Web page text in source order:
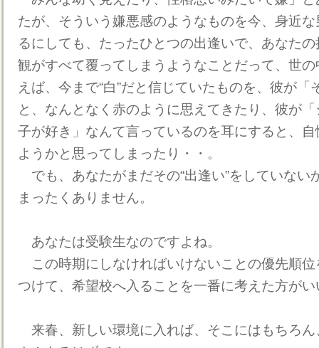
たが、そういう嫌悪感のようなものを今、身近
るにしても、たったひとつの出逢いで、あなた
観がすべて覆ってしまうようなことだって、世
えば、今まで“白”だと信じていたものを、彼が「
と、なんとなく赤のように思えてきたり、彼が
子が好き」なんて言っているのを耳にすると、
ようかと思ってしまったり・・。
でも、あなたがまだその“出逢い”をしていない
まったくありません。
あなたは受験生なのですよね。
この時期にしなければいけないことの優先順
つけて、希望校へ入ることを一番に考えた方が
来春、新しい環境に入れば、そこにはもちろ